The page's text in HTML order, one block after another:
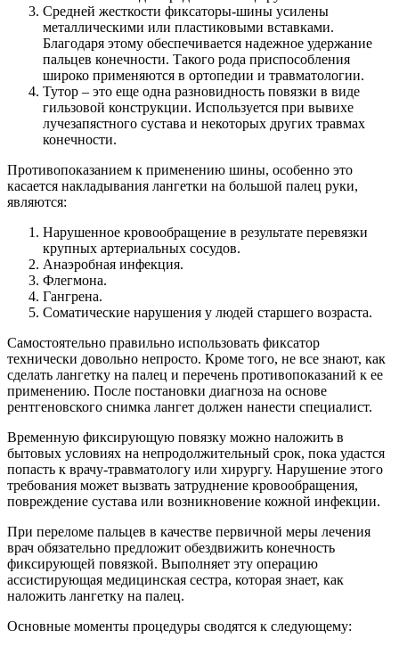
Средней жесткости фиксаторы-шины усилены
металлическими или пластиковыми вставками.
Благодаря этому обеспечивается надежное удержание
пальцев конечности. Такого рода приспособления
широко применяются в ортопедии и травматологии.
Тутор – это еще одна разновидность повязки в виде
гильзовой конструкции. Используется при вывихе
лучезапястного сустава и некоторых других травмах
конечности.
Противопоказанием к применению шины, особенно это
касается накладывания лангетки на большой палец руки,
являются:
Нарушенное кровообращение в результате перевязки
крупных артериальных сосудов.
Анаэробная инфекция.
Флегмона.
Гангрена.
Соматические нарушения у людей старшего возраста.
Самостоятельно правильно использовать фиксатор
технически довольно непросто. Кроме того, не все знают, как
сделать лангетку на палец и перечень противопоказаний к ее
применению. После постановки диагноза на основе
рентгеновского снимка лангет должен нанести специалист.
Временную фиксирующую повязку можно наложить в
бытовых условиях на непродолжительный срок, пока удастся
попасть к врачу-травматологу или хирургу. Нарушение этого
требования может вызвать затруднение кровообращения,
повреждение сустава или возникновение кожной инфекции.
При переломе пальцев в качестве первичной меры лечения
врач обязательно предложит обездвижить конечность
фиксирующей повязкой. Выполняет эту операцию
ассистирующая медицинская сестра, которая знает, как
наложить лангетку на палец.
Основные моменты процедуры сводятся к следующему: